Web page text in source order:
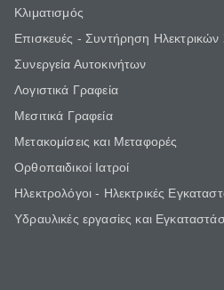
Κλιματισμός
Επισκευές - Συντήρηση
Συνεργεία Αυτοκινήτων
Λογιστικά Γραφεία
Μεσιτικά Γραφεία
Μετακομίσεις και Μεταφορές
Ορθοπαιδικοί Ιατροί
Ηλεκτρολόγοι - Ηλεκτρικές
Υδραυλικές εργασίες και